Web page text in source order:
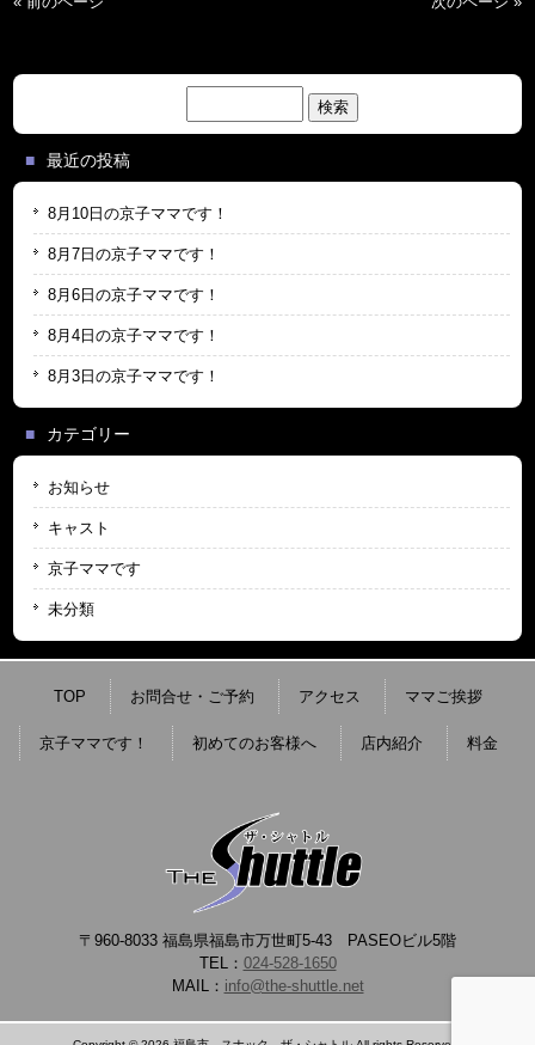
索:
最近の投稿
8月10日の京子ママです！
8月7日の京子ママです！
8月6日の京子ママです！
8月4日の京子ママです！
8月3日の京子ママです！
カテゴリー
お知らせ
キャスト
京子ママです
未分類
TOP お問合せ・ご予約 アクセス ママご挨拶
京子ママです！ 初めてのお客様へ 店内紹介 料金
〒960-8033 福島県福島市万世町5-43 PASEOビル5階
TEL： 024-528-1650
MAIL： info@the-shuttle.net